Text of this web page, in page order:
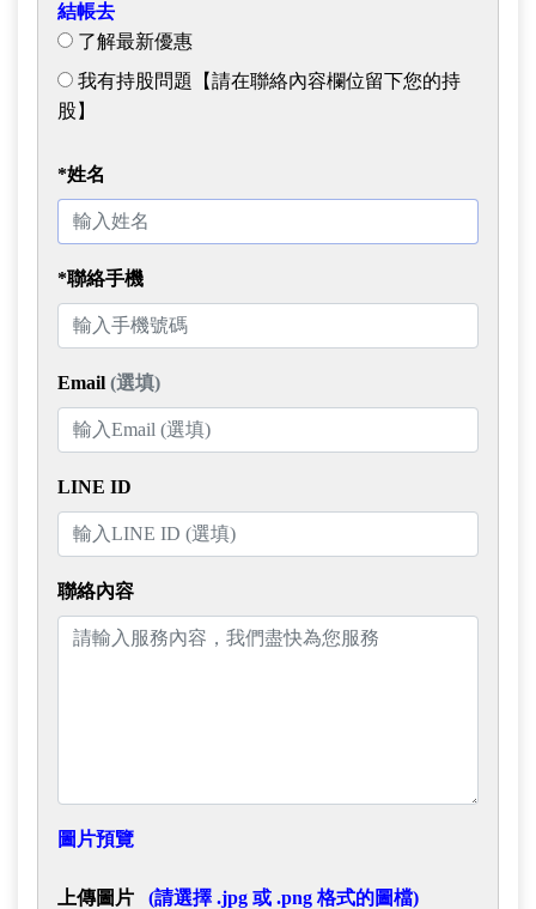
結帳去
了解最新優惠
我有持股問題【請在聯絡內容欄位留下您的持
股】
*姓名
*聯絡手機
Email (選填)
LINE ID
聯絡內容
圖片預覽
上傳圖片 (請選擇 .jpg 或 .png 格式的圖檔)